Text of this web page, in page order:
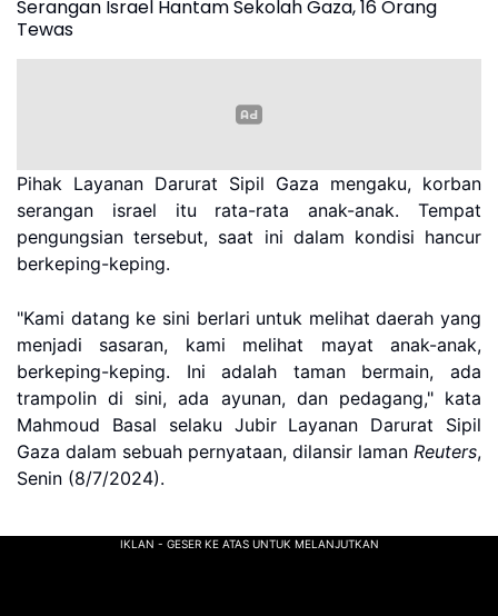
Serangan Israel Hantam Sekolah Gaza, 16 Orang
Tewas
Pihak Layanan Darurat Sipil Gaza mengaku, korban
serangan israel itu rata-rata anak-anak. Tempat
pengungsian tersebut, saat ini dalam kondisi hancur
berkeping-keping.
"Kami datang ke sini berlari untuk melihat daerah yang
menjadi sasaran, kami melihat mayat anak-anak,
berkeping-keping. Ini adalah taman bermain, ada
trampolin di sini, ada ayunan, dan pedagang," kata
Mahmoud Basal selaku Jubir Layanan Darurat Sipil
Gaza dalam sebuah pernyataan, dilansir laman Reuters,
Senin (8/7/2024).